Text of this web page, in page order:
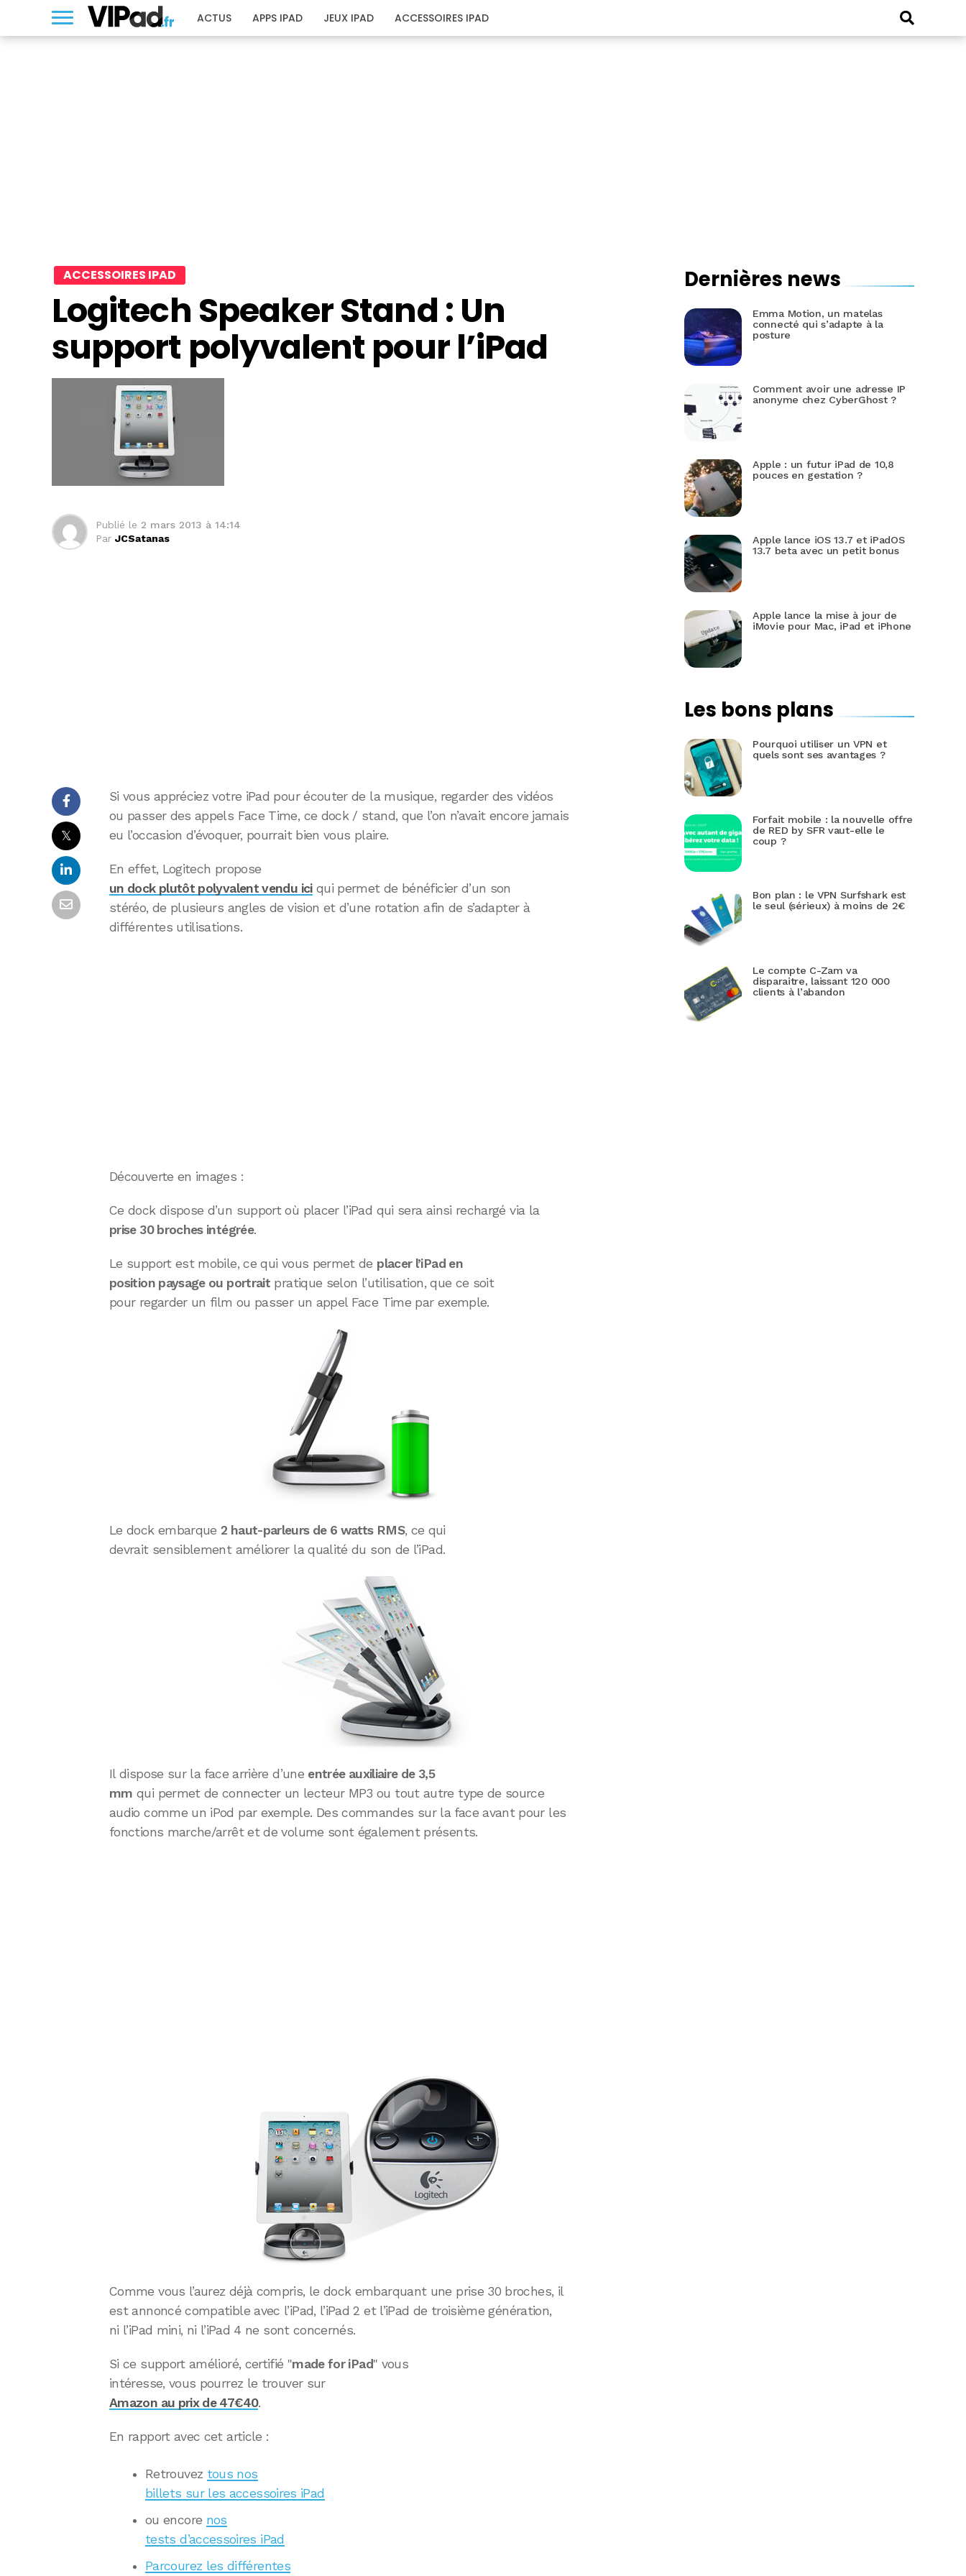
ACTUS APPS IPAD JEUX IPAD ACCESSOIRES IPAD
ACCESSOIRES IPAD
Logitech Speaker Stand : Un
support polyvalent pour l’iPad
Publié le 2 mars 2013 à 14:14
Par JCSatanas
𝕏
Si vous appréciez votre iPad pour écouter de la musique, regarder des vidéos
ou passer des appels Face Time, ce dock / stand, que l’on n’avait encore jamais
eu l’occasion d’évoquer, pourrait bien vous plaire.
En effet, Logitech propose
un dock plutôt polyvalent vendu iciqui permet de bénéficier d’un son
stéréo, de plusieurs angles de vision et d’une rotation afin de s’adapter à
différentes utilisations.
Découverte en images :
Ce dock dispose d’un support où placer l’iPad qui sera ainsi rechargé via la
prise 30 broches intégrée.
Le support est mobile, ce qui vous permet de placer l’iPad en
position paysage ou portrait pratique selon l’utilisation, que ce soit
pour regarder un film ou passer un appel Face Time par exemple.
Le dock embarque2 haut-parleurs de 6 watts RMS, ce qui
devrait sensiblement améliorer la qualité du son de l’iPad.
Il dispose sur la face arrière d’une entrée auxiliaire de 3,5
mm qui permet de connecter un lecteur MP3 ou tout autre type de source
audio comme un iPod par exemple. Des commandes sur la face avant pour les
fonctions marche/arrêt et de volume sont également présents.
Comme vous l’aurez déjà compris, le dock embarquant une prise 30 broches, il
est annoncé compatible avec l’iPad, l’iPad 2 et l’iPad de troisième génération,
ni l’iPad mini, ni l’iPad 4 ne sont concernés.
Si ce support amélioré, certifié "made for iPad" vous
intéresse, vous pourrez le trouver sur
Amazon au prix de 47€40.
En rapport avec cet article :
Retrouvez tous nos
billets sur les accessoires iPad
ou encore nos
tests d’accessoires iPad
Parcourez les différentes
Dernières news
Emma Motion, un matelas
connecté qui s’adapte à la
posture
Comment avoir une adresse IP
anonyme chez CyberGhost ?
Apple : un futur iPad de 10,8
pouces en gestation ?
Apple lance iOS 13.7 et iPadOS
13.7 beta avec un petit bonus
Apple lance la mise à jour de
iMovie pour Mac, iPad et iPhone
Les bons plans
Pourquoi utiliser un VPN et
quels sont ses avantages ?
Forfait mobile : la nouvelle offre
de RED by SFR vaut-elle le
coup ?
Bon plan : le VPN Surfshark est
le seul (sérieux) à moins de 2€
Le compte C-Zam va
disparaitre, laissant 120 000
clients à l’abandon